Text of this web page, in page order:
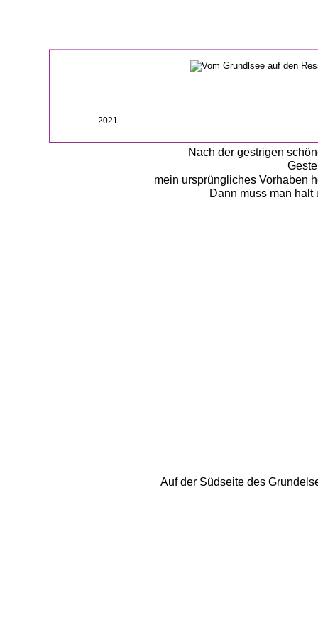
Nach der gestrigen
mein ursprüngliches Vorhaben
Dann muss man
2021
Auf der Südseite des